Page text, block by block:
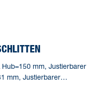
mm, Justierbarer
mm, Justierbarer